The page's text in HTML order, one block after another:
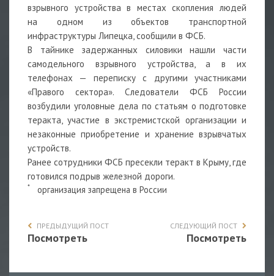
взрывного устройства в местах скопления людей
на одном из объектов транспортной
инфраструктуры Липецка, сообщили в ФСБ.
В тайнике задержанных силовики нашли части
самодельного взрывного устройства, а в их
телефонах — переписку с другими участниками
«Правого сектора». Следователи ФСБ России
возбудили уголовные дела по статьям о подготовке
теракта, участие в экстремистской организации и
незаконные приобретение и хранение взрывчатых
устройств.
Ранее сотрудники ФСБ пресекли теракт в Крыму, где
готовился подрыв железной дороги.
* организация запрещена в России
ПРЕДЫДУЩИЙ ПОСТ
Посмотреть
СЛЕДУЮЩИЙ ПОСТ
Посмотреть